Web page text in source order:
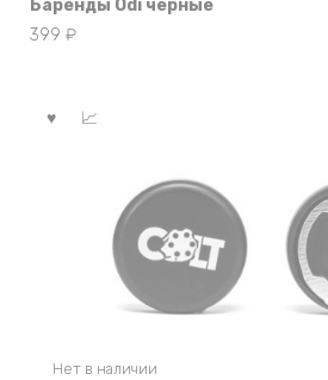
Баренды Odi черные
399 ₽
Нет в наличии